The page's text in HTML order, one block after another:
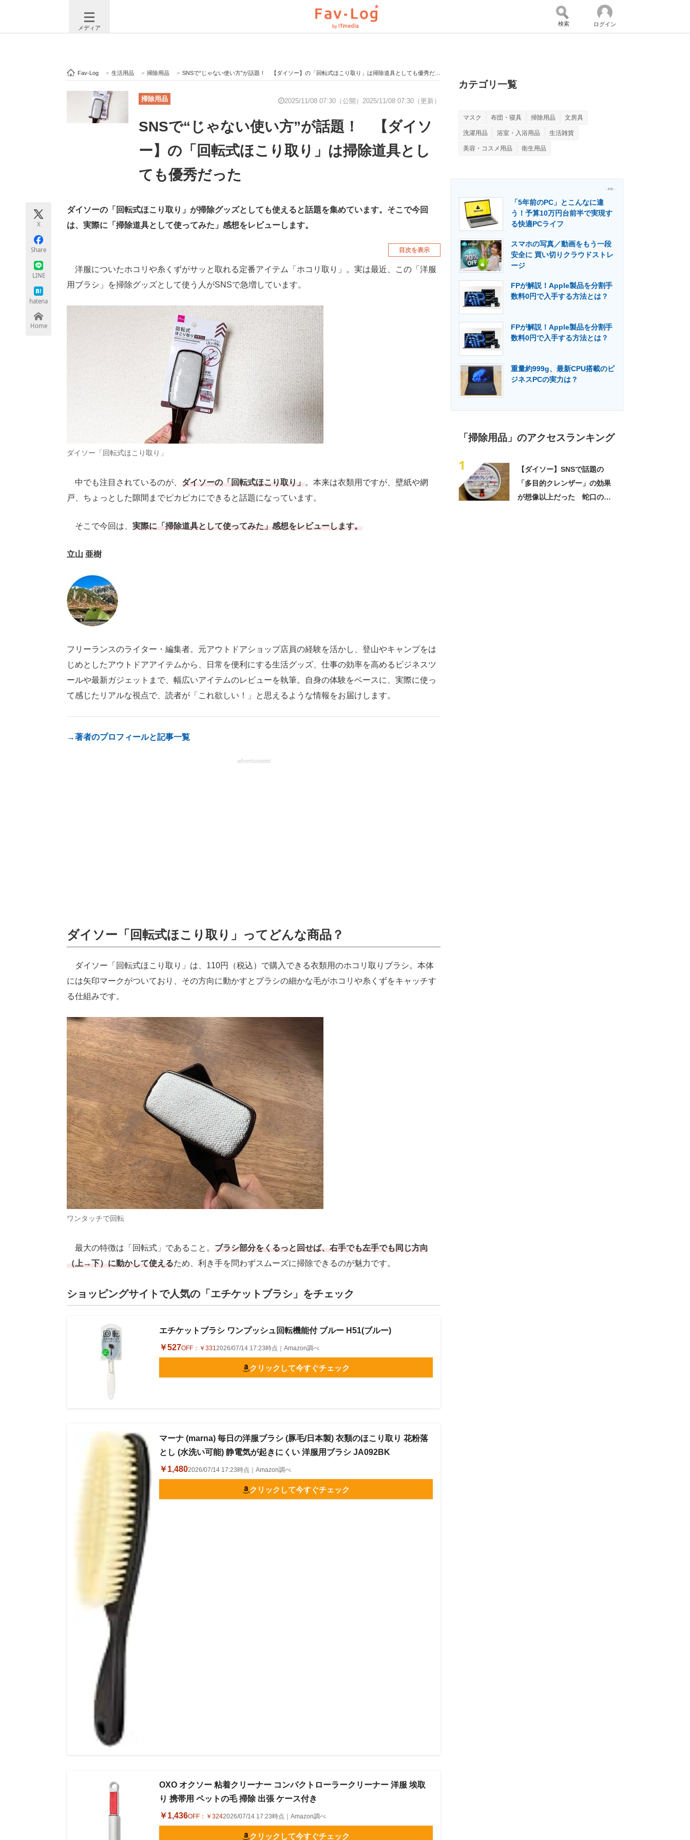
メディア
注目記事を集めた総合ページ ITの今と未来を見通す スマホと通信の最新トレンド 進化するPCとデバイスの未来
ビジネスと働き方のヒント AI活用のいまが分かる 企業ITのトレンドを詳説 経営リーダーのコミュニティ
ITエンジニア向け専門サイト 企業向けIT製品の総合サイト
モノづくり技術者専門サイト エレクトロニクス専門サイト エネルギーの専門メディア 建設×テクノロジーの最前線
ちょっと気になるネットの話題
検索 ログイン
Fav-Log > 生活用品 > 掃除用品 > SNSで“じゃない使い方”が話題！ 【ダイソー】の「回転式ほこり取り」は掃除道具としても優秀だった
掃除用品 2025/11/08 07:30（公開） 2025/11/08 07:30（更新）
SNSで“じゃない使い方”が話題！ 【ダイソ
ー】の「回転式ほこり取り」は掃除道具とし
ても優秀だった
X
Share
LINE
hatena
Home
ダイソーの「回転式ほこり取り」が掃除グッズとしても使えると話題を集めています。そこで今回
は、実際に「掃除道具として使ってみた」感想をレビューします。
目次を表示
洋服についたホコリや糸くずがサッと取れる定番アイテム「ホコリ取り」。実は最近、この「洋服
用ブラシ」を掃除グッズとして使う人がSNSで急増しています。
ダイソー「回転式ほこり取り」
中でも注目されているのが、 ダイソーの「回転式ほこり取り」。本来は衣類用ですが、壁紙や網
戸、ちょっとした隙間までピカピカにできると話題になっています。
そこで今回は、 実際に「掃除道具として使ってみた」感想をレビューします。
立山 亜樹
フリーランスのライター・編集者。元アウトドアショップ店員の経験を活かし、登山やキャンプをは
じめとしたアウトドアアイテムから、日常を便利にする生活グッズ、仕事の効率を高めるビジネスツ
ールや最新ガジェットまで、幅広いアイテムのレビューを執筆。自身の体験をベースに、実際に使っ
て感じたリアルな視点で、読者が「これ欲しい！」と思えるような情報をお届けします。
→著者のプロフィールと記事一覧
advertisement
ダイソー「回転式ほこり取り」ってどんな商品？
ダイソー「回転式ほこり取り」は、110円（税込）で購入できる衣類用のホコリ取りブラシ。本体
には矢印マークがついており、その方向に動かすとブラシの細かな毛がホコリや糸くずをキャッチす
る仕組みです。
ワンタッチで回転
最大の特徴は「回転式」であること。 ブラシ部分をくるっと回せば、右手でも左手でも同じ方向
（上→下）に動かして使えるため、利き手を問わずスムーズに掃除できるのが魅力です。
ショッピングサイトで人気の「エチケットブラシ」をチェック
エチケットブラシ ワンプッシュ回転機能付 ブルー H51(ブルー)
￥527OFF： ￥3312026/07/14 17:23時点｜Amazon調べ
クリックして今すぐチェック
マーナ (marna) 毎日の洋服ブラシ (豚毛/日本製) 衣類のほこり取り 花粉落
とし (水洗い可能) 静電気が起きにくい 洋服用ブラシ JA092BK
￥1,4802026/07/14 17:23時点｜Amazon調べ
クリックして今すぐチェック
OXO オクソー 粘着クリーナー コンパクトローラークリーナー 洋服 埃取
り 携帯用 ペットの毛 掃除 出張 ケース付き
￥1,436OFF： ￥3242026/07/14 17:23時点｜Amazon調べ
クリックして今すぐチェック
カテゴリ一覧
マスク 布団・寝具 掃除用品 文房具
洗濯用品 浴室・入浴用品 生活雑貨
美容・コスメ用品 衛生用品
- PR -
「5年前のPC」とこんなに違
う！予算10万円台前半で実現す
る快適PCライフ
スマホの写真／動画をもう一段
安全に 買い切りクラウドストレ
ージ
FPが解説！Apple製品を分割手
数料0円で入手する方法とは？
FPが解説！Apple製品を分割手
数料0円で入手する方法とは？
重量約999g、最新CPU搭載のビ
ジネスPCの実力は？
「掃除用品」のアクセスランキング
1
【ダイソー】SNSで話題の
「多目的クレンザー」の効果
が想像以上だった 蛇口の水